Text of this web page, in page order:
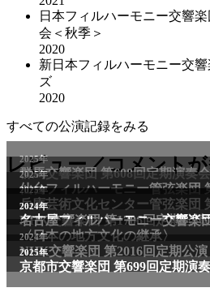
日本フィルハーモニー交響
会＜秋季＞
2020
新日本フィルハーモニー交
ズ
2020
すべての公演記録をみる
レビュー／コメント
2025年
群馬交響楽団 第608回定期演奏会
2025年
仙台フィルハーモニー管弦楽団
2025年
兵庫芸術文化センター管弦楽団
2011年
NHK交響楽団 第1706回定期公
2024年
名古屋フィルハーモニー交響楽
〈日本の地方文化の継承〉
2024年
NHK交響楽団 第2016回定期公
2025年
京都市交響楽団 第699回定期演